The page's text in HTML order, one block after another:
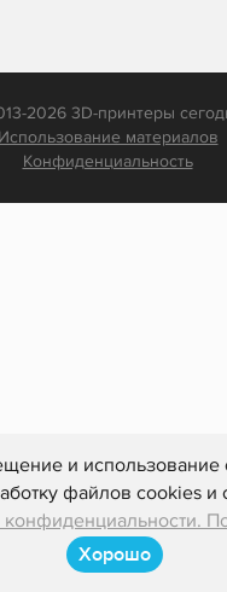
и использование
файлов cookies и
конфиденциальности.
Хорошо
2026 3D-принтеры
Использование материалов
Конфиденциальность